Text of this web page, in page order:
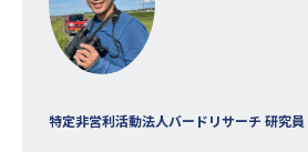
特定非営利活動法人バードリサーチ 研究員